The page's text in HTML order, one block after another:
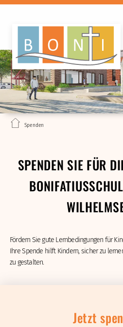
Spenden
SPENDEN SIE FÜR
Fördern Sie gute Lernbedingungen für
Ihre Spende hilft Kindern, sicher zu
zu gestalten.
Jetzt